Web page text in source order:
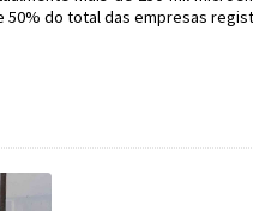
do total das empresas